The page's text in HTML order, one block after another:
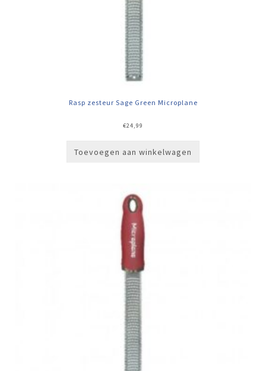
Rasp zesteur Sage Green Microplane
€24,99
Toevoegen aan winkelwagen